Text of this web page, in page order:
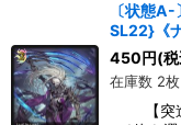
〔状態
SL22}《
450円(
在庫数 2枚
【突進